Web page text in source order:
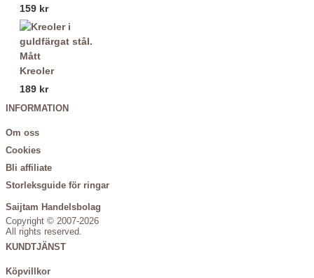
159 kr
Kreoler
189 kr
INFORMATION
Om oss
Cookies
Bli affiliate
Storleksguide för ringar
Saijtam Handelsbolag
Copyright © 2007-2026
All rights reserved.
KUNDTJÄNST
Köpvillkor